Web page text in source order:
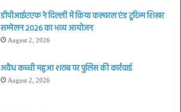
डीपीआईएएफ ने दिल्ली में किया कल्चरल एंड टूरिज्म शिखर
सम्मेलन 2026 का भव्य आयोजन
August 2, 2026
अवैध कच्ची महुआ शराब पर पुलिस की कार्रवाई
August 2, 2026